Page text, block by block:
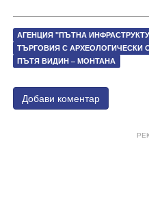
АГЕНЦИЯ "ПЪТНА
ТЪРГОВИЯ С АРХЕОЛОГИЧЕСКИ
ПЪТЯ ВИДИН – МОНТАНА
Добави коментар